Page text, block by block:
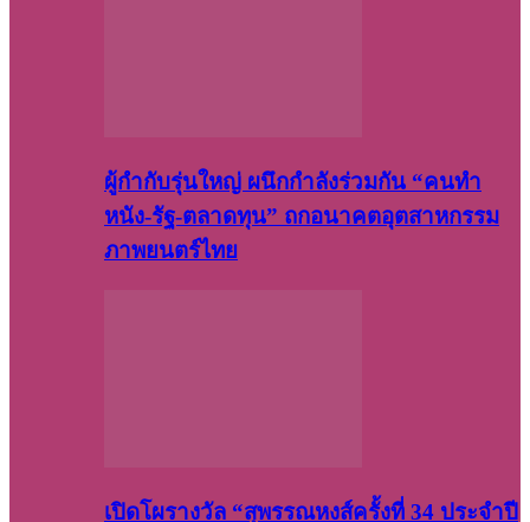
ผู้กำกับรุ่นใหญ่ ผนึกกำลังร่วมกัน “คนทำ
หนัง-รัฐ-ตลาดทุน” ถกอนาคตอุตสาหกรรม
ภาพยนตร์ไทย
เปิดโผรางวัล “สุพรรณหงส์ครั้งที่ 34 ประจำปี